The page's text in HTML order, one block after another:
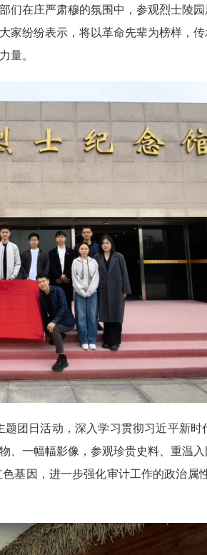
在庄严肃穆的氛围中，参观烈士陵
纷纷表示，将以革命先辈为榜样，
量。
团日活动，深入学习贯彻习近平新
一幅幅影像，参观珍贵史料、重温
基因，进一步强化审计工作的政治属